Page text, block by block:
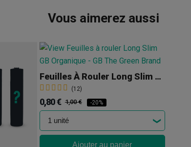
Vous aimerez aussi
Feuilles À Rouler Long Slim GB
(12)
0,80 € 1,00 € -20%
Ajouter au panier